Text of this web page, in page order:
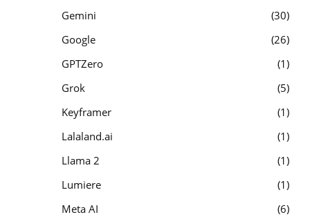
Gemini
30
Google
26
GPTZero
1
Grok
5
Keyframer
1
Lalaland.ai
1
Llama 2
1
Lumiere
1
Meta AI
6